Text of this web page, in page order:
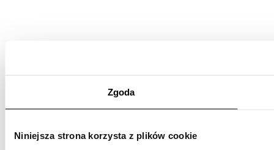
Zgoda
Niniejsza strona korzysta z plików cookie